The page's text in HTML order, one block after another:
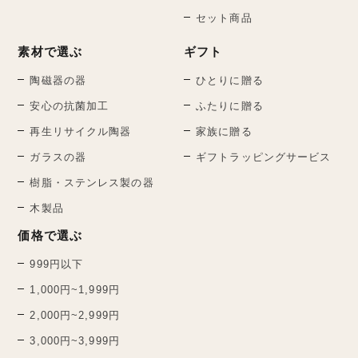
セット商品
素材で選ぶ
陶磁器の器
安心の抗菌加工
再生リサイクル陶器
ガラスの器
樹脂・ステンレス製の器
木製品
価格で選ぶ
999円以下
1,000円~1,999円
2,000円~2,999円
3,000円~3,999円
ギフト
ひとりに贈る
ふたりに贈る
家族に贈る
ギフトラッピングサービス